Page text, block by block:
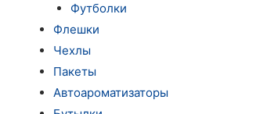
Футболки
Флешки
Чехлы
Пакеты
Автоароматизаторы